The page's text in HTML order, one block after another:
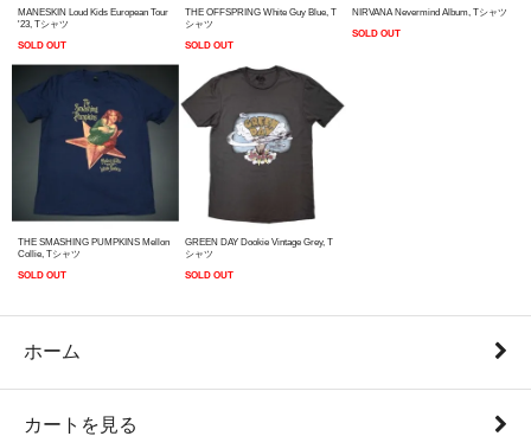
MANESKIN Loud Kids European Tour
'23, Tシャツ
SOLD OUT
THE OFFSPRING White Guy Blue, T
シャツ
SOLD OUT
NIRVANA Nevermind Album, Tシャツ
SOLD OUT
THE SMASHING PUMPKINS Mellon
Collie, Tシャツ
SOLD OUT
GREEN DAY Dookie Vintage Grey, T
シャツ
SOLD OUT
ホーム
カートを見る